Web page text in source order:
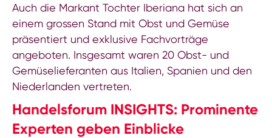
Auch die Markant Tochter Iberiana hat sich an
einem grossen Stand mit Obst und Gemüse
präsentiert und exklusive Fachvorträge
angeboten. Insgesamt waren 20 Obst- und
Gemüselieferanten aus Italien, Spanien und den
Niederlanden vertreten.
Handelsforum INSIGHTS: Prominente
Experten geben Einblicke